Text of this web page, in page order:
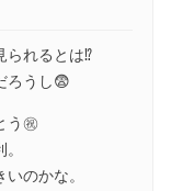
られるとは⁉️
ろうし😨
う㊗️
のかな。